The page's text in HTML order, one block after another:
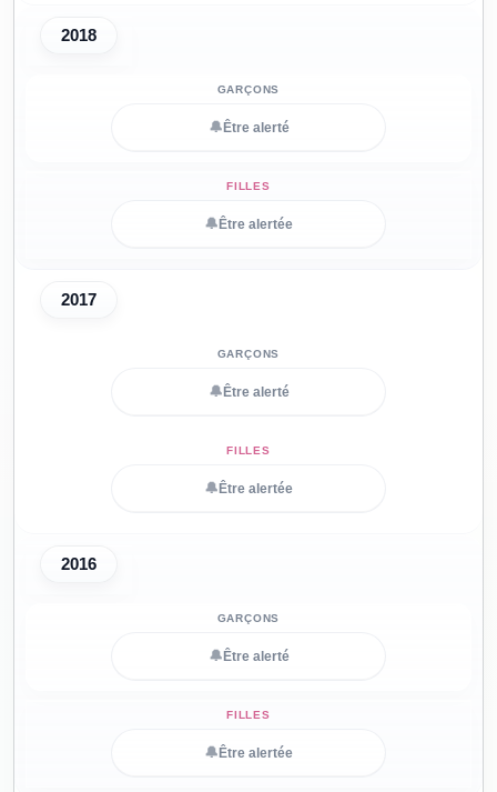
2018
🔔 Être alerté
🔔 Être alertée
2017
🔔 Être alerté
🔔 Être alertée
2016
🔔 Être alerté
🔔 Être alertée